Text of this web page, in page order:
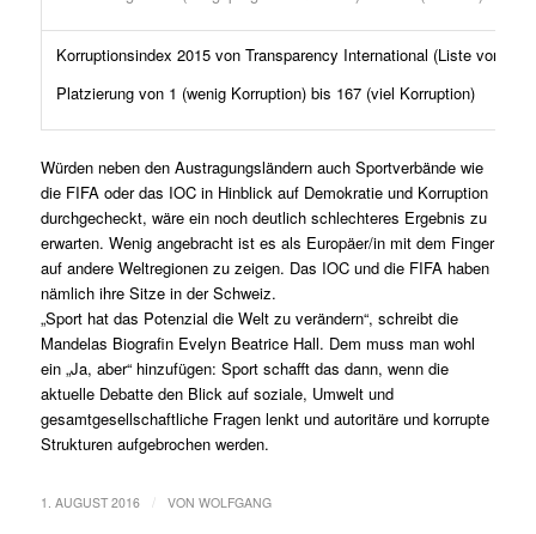
Korruptionsindex 2015 von Transparency International (Liste von 167
Platzierung von 1 (wenig Korruption) bis 167 (viel Korruption)
Würden neben den Austragungsländern auch Sportverbände wie
die FIFA oder das IOC in Hinblick auf Demokratie und Korruption
durchgecheckt, wäre ein noch deutlich schlechteres Ergebnis zu
erwarten. Wenig angebracht ist es als Europäer/in mit dem Finger
auf andere Weltregionen zu zeigen. Das IOC und die FIFA haben
nämlich ihre Sitze in der Schweiz.
„Sport hat das Potenzial die Welt zu verändern“, schreibt die
Mandelas Biografin Evelyn Beatrice Hall. Dem muss man wohl
ein „Ja, aber“ hinzufügen: Sport schafft das dann, wenn die
aktuelle Debatte den Blick auf soziale, Umwelt und
gesamtgesellschaftliche Fragen lenkt und autoritäre und korrupte
Strukturen aufgebrochen werden.
1. AUGUST 2016 VON WOLFGANG